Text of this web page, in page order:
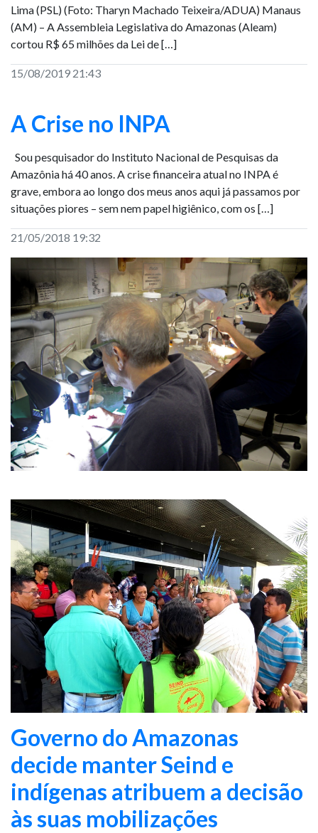
Lima (PSL) (Foto: Tharyn Machado Teixeira/ADUA) Manaus
(AM) – A Assembleia Legislativa do Amazonas (Aleam)
cortou R$ 65 milhões da Lei de […]
15/08/2019 21:43
A Crise no INPA
Sou pesquisador do Instituto Nacional de Pesquisas da
Amazônia há 40 anos. A crise financeira atual no INPA é
grave, embora ao longo dos meus anos aqui já passamos por
situações piores – sem nem papel higiênico, com os […]
21/05/2018 19:32
Governo do Amazonas
decide manter Seind e
indígenas atribuem a decisão
às suas mobilizações